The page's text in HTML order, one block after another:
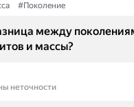
#Поколение
между
и массы?
неточности